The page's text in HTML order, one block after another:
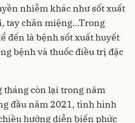
nhiễm khác như sốt xuất
tay chân miệng…Trong
đến là bệnh sốt xuất huyết
bệnh và thuốc điều trị đặc
tháng còn lại trong năm
đầu năm 2021, tình hình
hướng diễn biến phức